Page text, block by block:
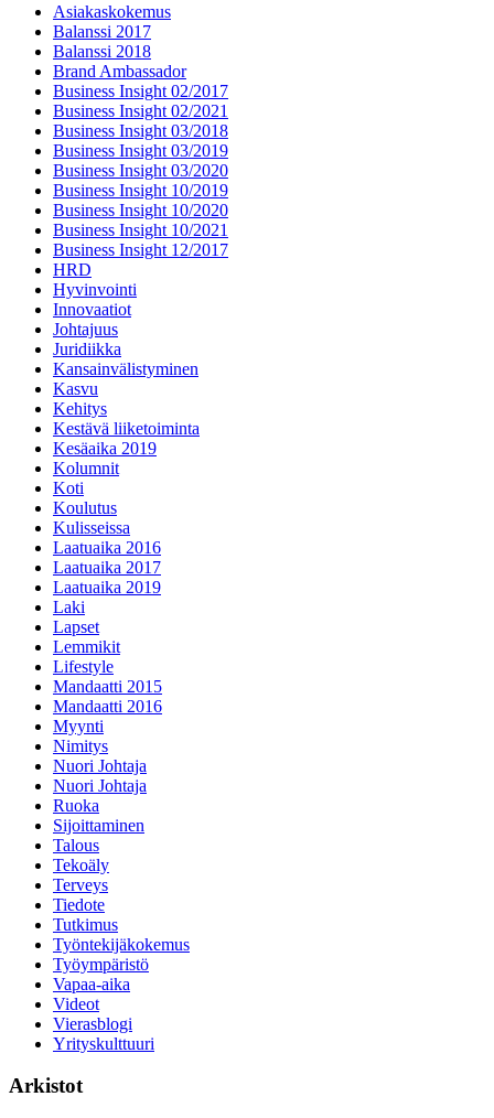
Asiakaskokemus
Balanssi 2017
Balanssi 2018
Brand Ambassador
Business Insight 02/2017
Business Insight 02/2021
Business Insight 03/2018
Business Insight 03/2019
Business Insight 03/2020
Business Insight 10/2019
Business Insight 10/2020
Business Insight 10/2021
Business Insight 12/2017
HRD
Hyvinvointi
Innovaatiot
Johtajuus
Juridiikka
Kansainvälistyminen
Kasvu
Kehitys
Kestävä liiketoiminta
Kesäaika 2019
Kolumnit
Koti
Koulutus
Kulisseissa
Laatuaika 2016
Laatuaika 2017
Laatuaika 2019
Laki
Lapset
Lemmikit
Lifestyle
Mandaatti 2015
Mandaatti 2016
Myynti
Nimitys
Nuori Johtaja
Nuori Johtaja
Ruoka
Sijoittaminen
Talous
Tekoäly
Terveys
Tiedote
Tutkimus
Työntekijäkokemus
Työympäristö
Vapaa-aika
Videot
Vierasblogi
Yrityskulttuuri
Arkistot